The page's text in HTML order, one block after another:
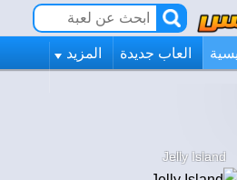
العاب جديدة المزيد
Jelly Island